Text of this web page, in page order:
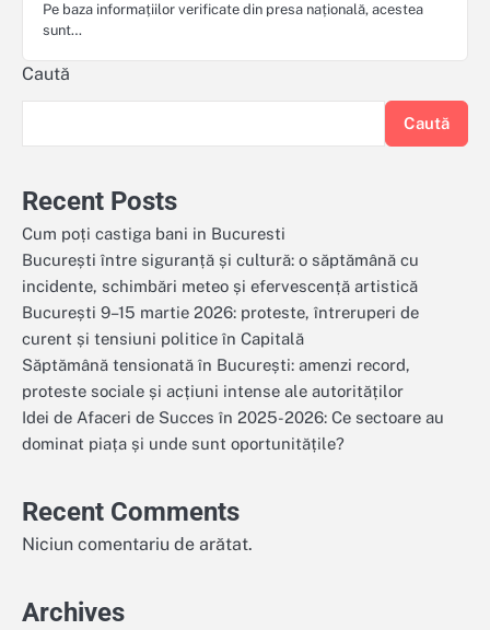
Pe baza informațiilor verificate din presa națională, acestea
sunt…
Caută
Caută
Recent Posts
Cum poți castiga bani in Bucuresti
București între siguranță și cultură: o săptămână cu
incidente, schimbări meteo și efervescență artistică
București 9–15 martie 2026: proteste, întreruperi de
curent și tensiuni politice în Capitală
Săptămână tensionată în București: amenzi record,
proteste sociale și acțiuni intense ale autorităților
Idei de Afaceri de Succes în 2025-2026: Ce sectoare au
dominat piața și unde sunt oportunitățile?
Recent Comments
Niciun comentariu de arătat.
Archives